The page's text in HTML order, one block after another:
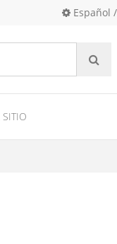
Español
SITIO